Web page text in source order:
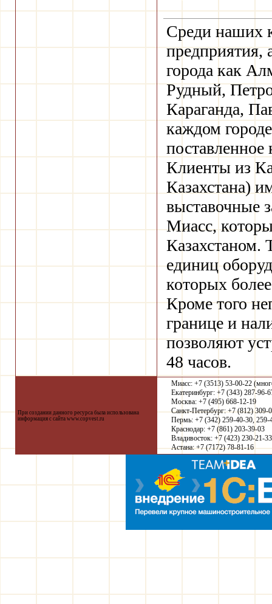
Среди наших
предприятия,
города как
Рудный,
Караганда,
каждом
поставленное
Клиенты из
Казахстана)
выставочные
Миасс,
Казахстаном.
единиц
которых
Кроме того
границе и
позволяют
48 часов.
При создании данного ресурса была использована
информация с сайта www.copvest.ru
Миасс: +7 (3513) 53-00-22
Екатеринбург: +7 (343) 287-96-
Москва: +7 (495) 668-12-19
Санкт-Петербург: +7 (812) 309-
Пермь: +7 (342) 259-40-30, 259-
Краснодар: +7 (861) 203-39-03
Владивосток: +7 (423) 230-21-33
Астана: +7 (7172) 78-81-16